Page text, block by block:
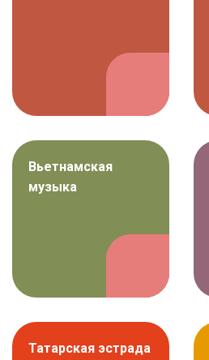
Вьетнамская
музыка
Татарская эстрада